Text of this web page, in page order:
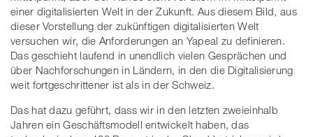
einer digitalisierten Welt in der Zukunft. Aus diesem Bild, aus
dieser Vorstellung der zukünftigen digitalisierten Welt
versuchen wir, die Anforderungen an Yapeal zu definieren.
Das geschieht laufend in unendlich vielen Gesprächen und
über Nachforschungen in Ländern, in den die Digitalisierung
weit fortgeschrittener ist als in der Schweiz.
Das hat dazu geführt, dass wir in den letzten zweieinhalb
Jahren ein Geschäftsmodell entwickelt haben, das